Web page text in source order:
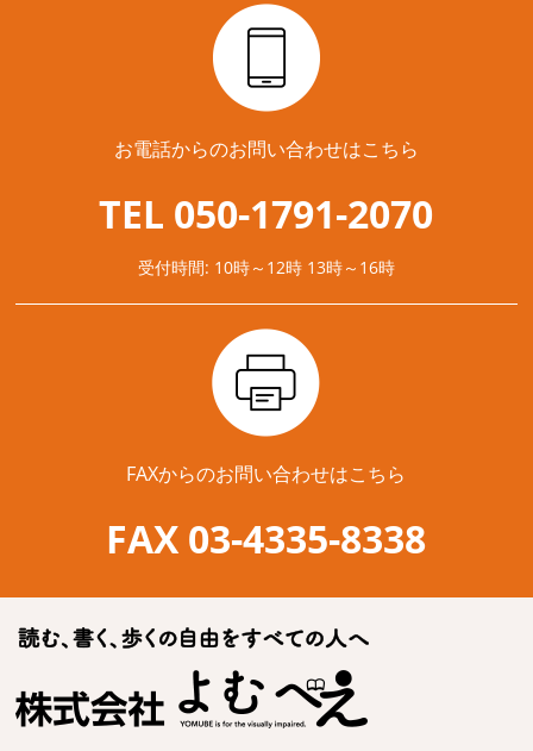
お電話からのお問い合わせはこちら
TEL 050-1791-2070
受付時間: 10時～12時 13時～16時
FAXからのお問い合わせはこちら
FAX 03-4335-8338